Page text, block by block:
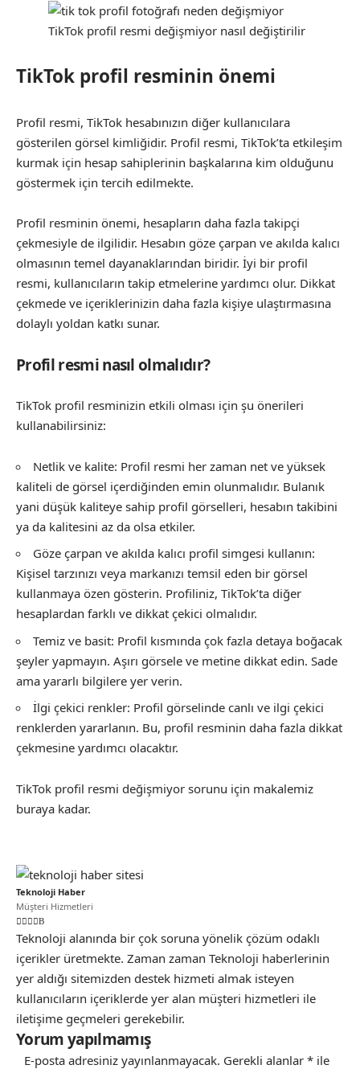
TikTok profil resmi değişmiyor nasıl değiştirilir
TikTok profil resminin önemi
Profil resmi, TikTok hesabınızın diğer kullanıcılara
gösterilen görsel kimliğidir. Profil resmi, TikTok’ta etkileşim
kurmak için hesap sahiplerinin başkalarına kim olduğunu
göstermek için tercih edilmekte.
Profil resminin önemi, hesapların daha fazla takipçi
çekmesiyle de ilgilidir. Hesabın göze çarpan ve akılda kalıcı
olmasının temel dayanaklarından biridir. İyi bir profil
resmi, kullanıcıların takip etmelerine yardımcı olur. Dikkat
çekmede ve içeriklerinizin daha fazla kişiye ulaştırmasına
dolaylı yoldan katkı sunar.
Profil resmi nasıl olmalıdır?
TikTok profil resminizin etkili olması için şu önerileri
kullanabilirsiniz:
Netlik ve kalite: Profil resmi her zaman net ve yüksek
kaliteli de görsel içerdiğinden emin olunmalıdır. Bulanık
yani düşük kaliteye sahip profil görselleri, hesabın takibini
ya da kalitesini az da olsa etkiler.
Göze çarpan ve akılda kalıcı profil simgesi kullanın:
Kişisel tarzınızı veya markanızı temsil eden bir görsel
kullanmaya özen gösterin. Profiliniz, TikTok’ta diğer
hesaplardan farklı ve dikkat çekici olmalıdır.
Temiz ve basit: Profil kısmında çok fazla detaya boğacak
şeyler yapmayın. Aşırı görsele ve metine dikkat edin. Sade
ama yararlı bilgilere yer verin.
İlgi çekici renkler: Profil görselinde canlı ve ilgi çekici
renklerden yararlanın. Bu, profil resminin daha fazla dikkat
çekmesine yardımcı olacaktır.
TikTok profil resmi değişmiyor sorunu için makalemiz
buraya kadar.
Teknoloji Haber
Müşteri Hizmetleri
Teknoloji alanında bir çok soruna yönelik çözüm odaklı
içerikler üretmekte. Zaman zaman Teknoloji haberlerinin
yer aldığı sitemizden destek hizmeti almak isteyen
kullanıcıların içeriklerde yer alan müşteri hizmetleri ile
iletişime geçmeleri gerekebilir.
Yorum yapılmamış
E-posta adresiniz yayınlanmayacak. Gerekli alanlar * ile